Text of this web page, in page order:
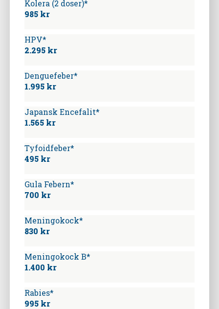
Kolera (2 doser)*
985 kr
HPV*
2.295 kr
Denguefeber*
1.995 kr
Japansk Encefalit*
1.565 kr
Tyfoidfeber*
495 kr
Gula Febern*
700 kr
Meningokock*
830 kr
Meningokock B*
1.400 kr
Rabies*
995 kr